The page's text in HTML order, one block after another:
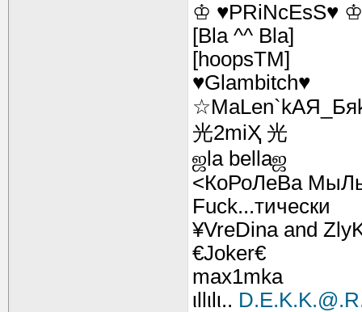
♔ ♥PRiNcEsS♥ ♔
[Bla ^^ Bla]
[hoopsTM]
♥Glambitch♥
光2miҲ 光
ஜla bellaஜ
<КоРоЛеВа
Fuck...тически
¥VreDina and
€Jоker€
max1mka
ιllιlι..